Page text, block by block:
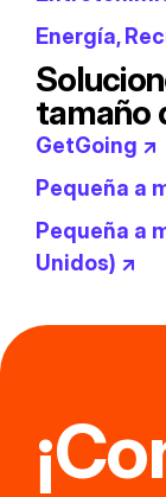
Energía,
tamaño
GetGoing ↗
Pequeña a
Pequeña a
Unidos) ↗